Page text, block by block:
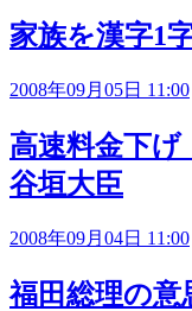
家族を漢字1
2008年09月05日 11:00
高速料金下
谷垣大臣
2008年09月04日 11:00
福田総理の